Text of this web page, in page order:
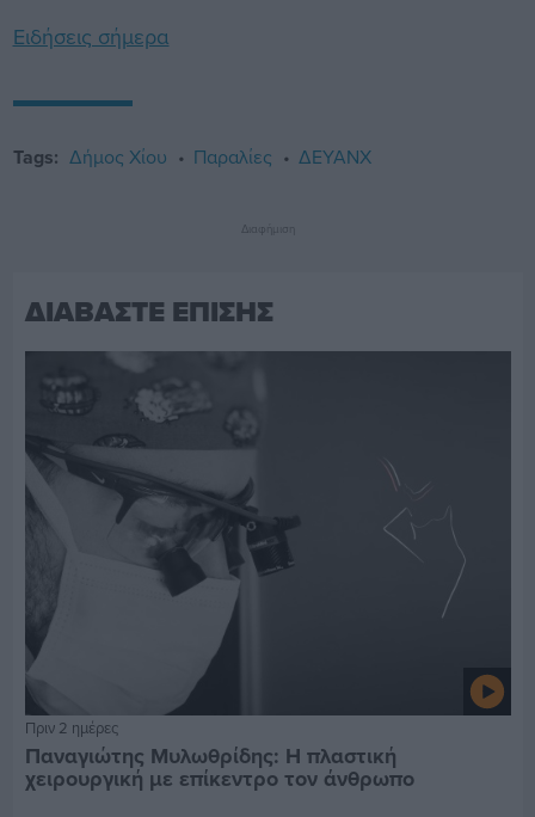
Ειδήσεις σήμερα
Tags: Δήμος Χίου Παραλίες ΔΕΥΑΝΧ
Διαφήμιση
ΔΙΑΒΑΣΤΕ ΕΠΙΣΗΣ
Πριν 2 ημέρες
Παναγιώτης Μυλωθρίδης: Η πλαστική
χειρουργική με επίκεντρο τον άνθρωπο